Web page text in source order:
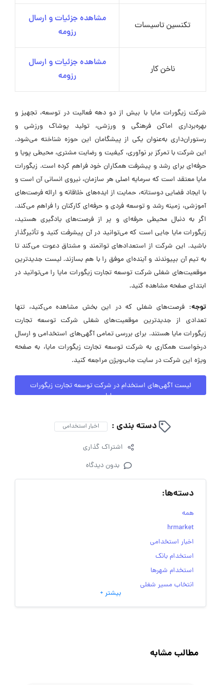
تکنسین تاسیسات
مشاهده جزئیات و ارسال
رزومه
ناخن‌ کار
مشاهده جزئیات و ارسال
رزومه
شرکت زیگورات مایا با بیش از دو دهه فعالیت در توسعه، تجهیز و
بهره‌برداری اماکن فرهنگی و ورزشی، تولید پوشاک ورزشی و
رستوران‌داری به‌عنوان یکی از پیشگامان این حوزه شناخته می‌شود.
این شرکت با تمرکز بر نوآوری، کیفیت و رضایت مشتری، محیطی پویا و
حرفه‌ای برای رشد و پیشرفت همکاران خود فراهم کرده است. زیگورات
مایا معتقد است که سرمایه اصلی هر سازمان، نیروی انسانی آن است و
با ایجاد فضایی دوستانه، حمایت از ایده‌های خلاقانه و ارائه فرصت‌های
آموزشی، زمینه رشد و توسعه فردی و حرفه‌ای کارکنان را فراهم می‌کند.
اگر به دنبال محیطی حرفه‌ای و پر از فرصت‌های یادگیری هستید،
زیگورات مایا جایی است که می‌توانید در آن پیشرفت کنید و تأثیرگذار
باشید. این شرکت از استعدادهای توانمند و مشتاق دعوت می‌کند تا
به تیم آن بپیوندند و آینده‌ای موفق را با هم بسازند. لیست جدیدترین
موقعیت‌های شغلی شرکت توسعه تجارت زیگورات مایا را می‌توانید در
ابتدای صفحه مشاهده کنید.
توجه: فرصت‌های شغلی که در این بخش مشاهده می‌کنید، تنها
تعدادی از جدیدترین موقعیت‌های شغلی شرکت توسعه تجارت
زیگورات مایا هستند. برای بررسی تمامی آگهی‌های استخدامی و ارسال
درخواست همکاری به شرکت توسعه تجارت زیگورات مایا، به صفحه
ویژه این شرکت در سایت جاب‌ویژن مراجعه کنید.
لیست آگهی‌های استخدام در شرکت توسعه تجارت زیگورات
مایا
دسته بندی : اخبار استخدامی
اشتراک گذاری
بدون دیدگاه
دسته‌ها:
همه
hrmarket
اخبار استخدامی
استخدام بانک
استخدام شهرها
انتخاب مسیر شغلی
به‌روزرسانی‌های سایت (کارجویی)
رزومه
بیشتر +
مطالب مشابه